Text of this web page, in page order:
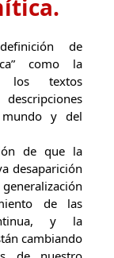
de
como la
los textos
y del
de que la
desaparición
de las
y la
cambiando